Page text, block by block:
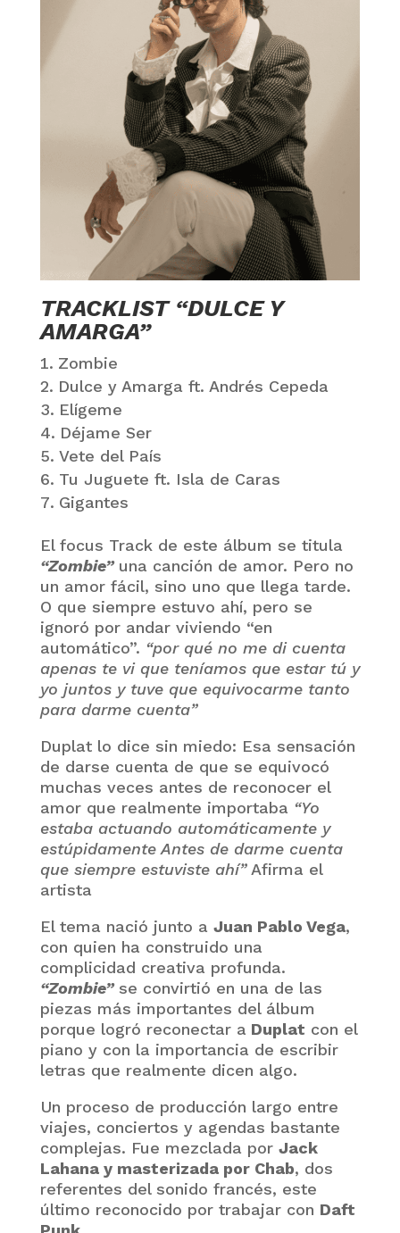
TRACKLIST “DULCE Y
AMARGA”
Zombie
Dulce y Amarga ft. Andrés Cepeda
Elígeme
Déjame Ser
Vete del País
Tu Juguete ft. Isla de Caras
Gigantes
El focus Track de este álbum se titula
“Zombie”una canción de amor. Pero no
un amor fácil, sino uno que llega tarde.
O que siempre estuvo ahí, pero se
ignoró por andar viviendo “en
automático”. “por qué no me di cuenta
apenas te vi que teníamos que estar tú y
yo juntos y tuve que equivocarme tanto
para darme cuenta”
Duplat lo dice sin miedo: Esa sensación
de darse cuenta de que se equivocó
muchas veces antes de reconocer el
amor que realmente importaba “Yo
estaba actuando automáticamente y
estúpidamente Antes de darme cuenta
que siempre estuviste ahí”Afirma el
artista
El tema nació junto a Juan Pablo Vega,
con quien ha construido una
complicidad creativa profunda.
“Zombie”se convirtió en una de las
piezas más importantes del álbum
porque logró reconectar a Duplat con el
piano y con la importancia de escribir
letras que realmente dicen algo.
Un proceso de producción largo entre
viajes, conciertos y agendas bastante
complejas. Fue mezclada por Jack
Lahana y masterizada por Chab, dos
referentes del sonido francés, este
último reconocido por trabajar con Daft